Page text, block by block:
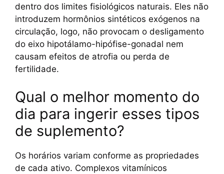
dentro dos limites fisiológicos naturais. Eles não
introduzem hormônios sintéticos exógenos na
circulação, logo, não provocam o desligamento
do eixo hipotálamo-hipófise-gonadal nem
causam efeitos de atrofia ou perda de
fertilidade.
Qual o melhor momento do
dia para ingerir esses tipos
de suplemento?
Os horários variam conforme as propriedades
de cada ativo. Complexos vitamínicos